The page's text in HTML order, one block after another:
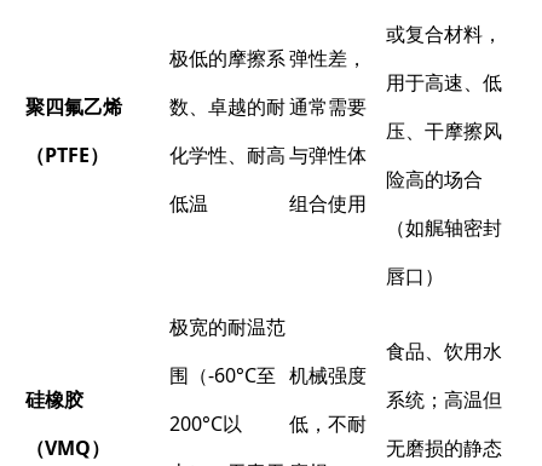
聚四氟乙烯
（PTFE）​
极低的摩擦系
数、卓越的耐
化学性、耐高
低温
弹性差，
通常需要
与弹性体
组合使用
或复合材料，
用于高速、低
压、干摩擦风
险高的场合
（如艉轴密封
唇口）
硅橡胶
（VMQ）​
极宽的耐温范
围（-60°C至
200°C以
机械强度
低，不耐
食品、饮用水
系统；高温但
无磨损的静态